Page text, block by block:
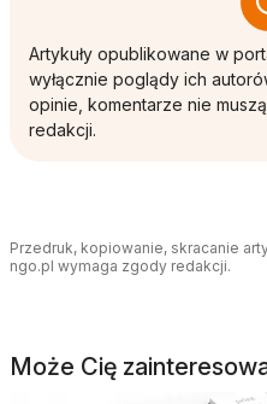
Artykuły opublikowane w
wyłącznie poglądy ich
opinie, komentarze nie
redakcji.
Przedruk, kopiowanie, skracanie
ngo.pl wymaga zgody redakcji.
Może Cię